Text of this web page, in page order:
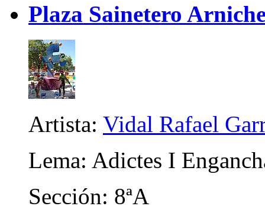
Plaza Sainetero
Artista: Vidal Rafael
Lema: Adictes I
Sección: 8ªA